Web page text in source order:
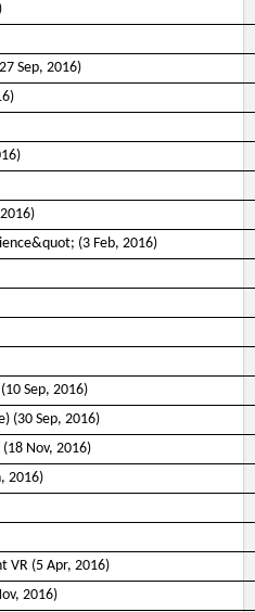
Sep, 2016)
(3 Feb, 2016)
Sep, 2016)
(30 Sep, 2016)
Nov, 2016)
2016)
VR (5 Apr, 2016)
2016)